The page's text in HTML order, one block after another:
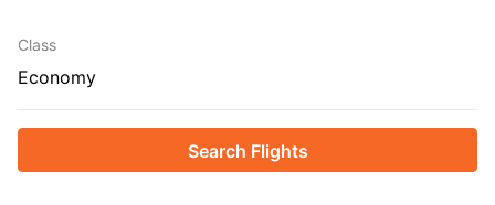
Class
Economy